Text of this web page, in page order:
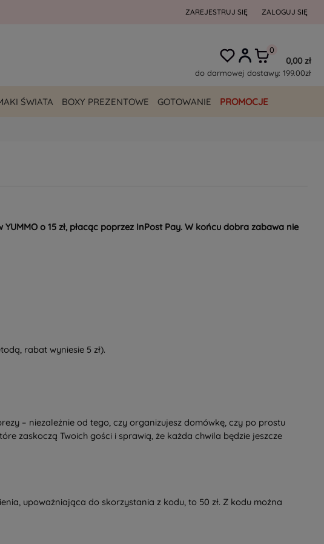
ZAREJESTRUJ SIĘ ZALOGUJ SIĘ
ŚWIATA BOXY PREZENTOWE GOTOWANIE PROMOCJE
0,00 zł
do darmowej dostawy: 199.00zł
o 15 zł, płacąc poprzez InPost Pay. W końcu dobra zabawa nie
rabat wyniesie 5 zł).
– niezależnie od tego, czy organizujesz domówkę, czy po prostu
zaskoczą Twoich gości i sprawią, że każda chwila będzie jeszcze
upoważniająca do skorzystania z kodu, to 50 zł. Z kodu można